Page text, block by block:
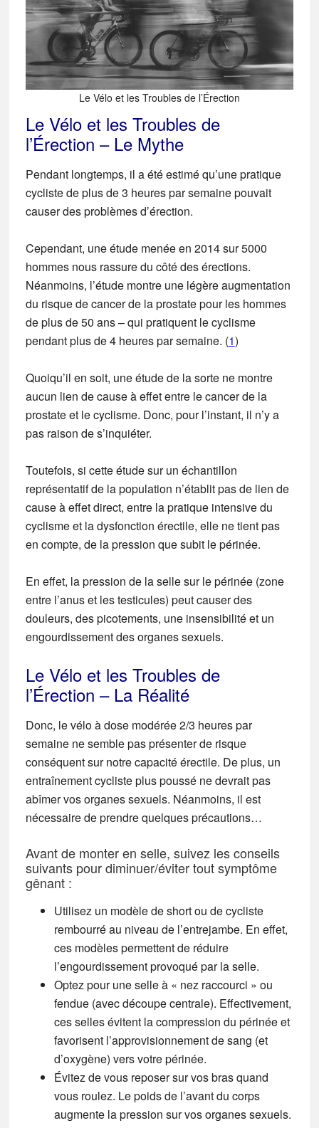
Le Vélo et les Troubles de l’Érection
Le Vélo et les Troubles de
l’Érection – Le Mythe
Pendant longtemps, il a été estimé qu’une pratique
cycliste de plus de 3 heures par semaine pouvait
causer des problèmes d’érection.
Cependant, une étude menée en 2014 sur 5000
hommes nous rassure du côté des érections.
Néanmoins, l’étude montre une légère augmentation
du risque de cancer de la prostate pour les hommes
de plus de 50 ans – qui pratiquent le cyclisme
pendant plus de 4 heures par semaine. (1)
Quoiqu’il en soit, une étude de la sorte ne montre
aucun lien de cause à effet entre le cancer de la
prostate et le cyclisme. Donc, pour l’instant, il n’y a
pas raison de s’inquiéter.
Toutefois, si cette étude sur un échantillon
représentatif de la population n’établit pas de lien de
cause à effet direct, entre la pratique intensive du
cyclisme et la dysfonction érectile, elle ne tient pas
en compte, de la pression que subit le périnée.
En effet, la pression de la selle sur le périnée (zone
entre l’anus et les testicules) peut causer des
douleurs, des picotements, une insensibilité et un
engourdissement des organes sexuels.
Le Vélo et les Troubles de
l’Érection – La Réalité
Donc, le vélo à dose modérée 2/3 heures par
semaine ne semble pas présenter de risque
conséquent sur notre capacité érectile. De plus, un
entraînement cycliste plus poussé ne devrait pas
abîmer vos organes sexuels. Néanmoins, il est
nécessaire de prendre quelques précautions…
Avant de monter en selle, suivez les conseils
suivants pour diminuer/éviter tout symptôme
gênant :
Utilisez un modèle de short ou de cycliste
rembourré au niveau de l’entrejambe. En effet,
ces modèles permettent de réduire
l’engourdissement provoqué par la selle.
Optez pour une selle à « nez raccourci » ou
fendue (avec découpe centrale). Effectivement,
ces selles évitent la compression du périnée et
favorisent l’approvisionnement de sang (et
d’oxygène) vers votre périnée.
Évitez de vous reposer sur vos bras quand
vous roulez. Le poids de l’avant du corps
augmente la pression sur vos organes sexuels.